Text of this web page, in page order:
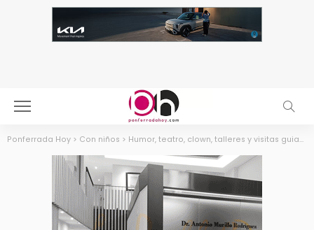
Ponferrada Hoy > Con niños > Humor, teatro, clown, talleres y visitas guiadas, la oferta cultural de La Térmica Cultural y La Fábrica de Luz